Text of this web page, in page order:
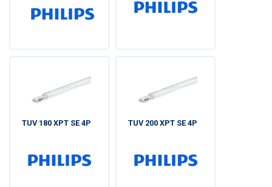
TUV 180 XPT SE 4P TUV 200 XPT SE 4P